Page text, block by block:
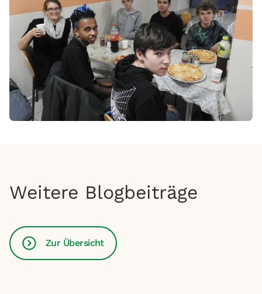
Weitere Blogbeiträge
Zur Übersicht